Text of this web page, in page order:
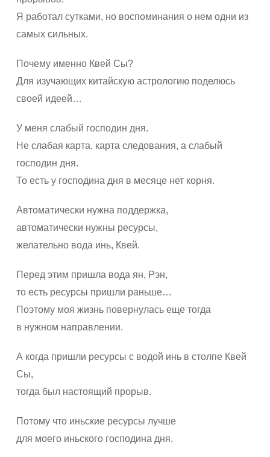
Я работал сутками, но воспоминания о нем одни из
самых сильных.
Почему именно Квей Сы?
Для изучающих китайскую астрологию поделюсь
своей идеей…
У меня слабый господин дня.
Не слабая карта, карта следования, а слабый
господин дня.
То есть у господина дня в месяце нет корня.
Автоматически нужна поддержка,
автоматически нужны ресурсы,
желательно вода инь, Квей.
Перед этим пришла вода ян, Рэн,
то есть ресурсы пришли раньше…
Поэтому моя жизнь повернулась еще тогда
в нужном направлении.
А когда пришли ресурсы с водой инь в столпе Квей
Сы,
тогда был настоящий прорыв.
Потому что иньские ресурсы лучше
для моего иньского господина дня.